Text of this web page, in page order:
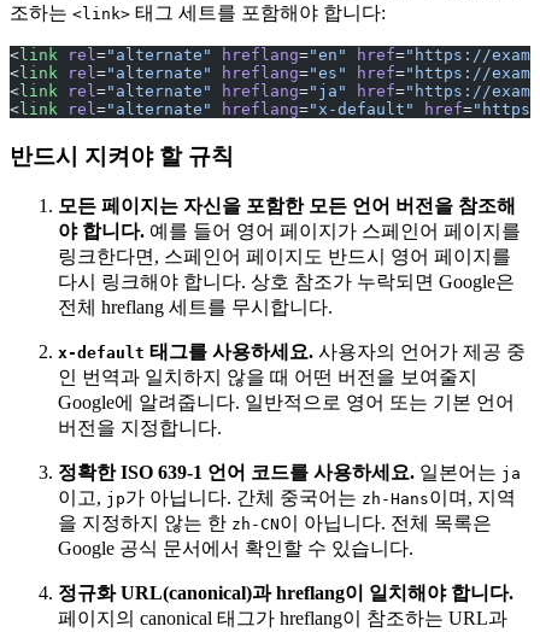
조하는 <link> 태그 세트를 포함해야 합니다:
< link rel ="alternate" hreflang="en" href="https://
< link rel ="alternate" hreflang="es" href="https://
< link rel ="alternate" hreflang="ja" href="https://
< link rel ="alternate" hreflang="x-default" href=
반드시 지켜야 할 규칙
모든 페이지는 자신을 포함한 모든 언어 버전을 참조해
야 합니다. 예를 들어 영어 페이지가 스페인어 페이지를
링크한다면, 스페인어 페이지도 반드시 영어 페이지를
다시 링크해야 합니다. 상호 참조가 누락되면 Google은
전체 hreflang 세트를 무시합니다.
x-default 태그를 사용하세요. 사용자의 언어가 제공 중
인 번역과 일치하지 않을 때 어떤 버전을 보여줄지
Google에 알려줍니다. 일반적으로 영어 또는 기본 언어
버전을 지정합니다.
정확한 ISO 639-1 언어 코드를 사용하세요. 일본어는 ja
이고, jp가 아닙니다. 간체 중국어는 zh-Hans이며, 지역
을 지정하지 않는 한 zh-CN이 아닙니다. 전체 목록은
Google 공식 문서에서 확인할 수 있습니다.
정규화 URL(canonical)과 hreflang이 일치해야 합니다.
페이지의 canonical 태그가 hreflang이 참조하는 URL과